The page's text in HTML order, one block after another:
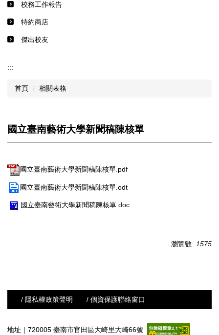
校務工作報告
特約商店
傑出校友
:::
首頁 相關表格
國立臺南藝術大學新聞稿陳核單
國立臺南藝術大學新聞稿陳核單.pdf
國立臺南藝術大學新聞稿陳核單.odt
國立臺南藝術大學新聞稿陳核單.doc
瀏覽數: 1575
/ 隱私權政策聲明 / 個資保護聯絡窗口
地址｜720005 臺南市官田區大崎里大崎66號